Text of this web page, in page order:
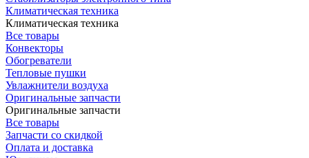
Климатическая техника
Климатическая техника
Все товары
Конвекторы
Обогреватели
Тепловые пушки
Увлажнители воздуха
Оригинальные запчасти
Оригинальные запчасти
Все товары
Запчасти со скидкой
Оплата и доставка